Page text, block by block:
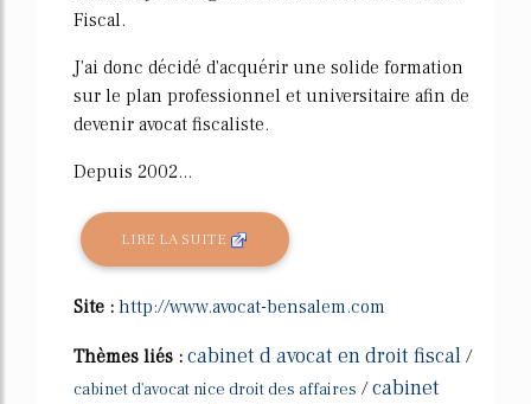
Fiscal.
J'ai donc décidé d'acquérir une solide formation
sur le plan professionnel et universitaire afin de
devenir avocat fiscaliste.
Depuis 2002...
LIRE LA SUITE
Site : http://www.avocat-bensalem.com
Thèmes liés : cabinet d avocat en droit fiscal /
cabinet d'avocat nice droit des affaires /cabinet